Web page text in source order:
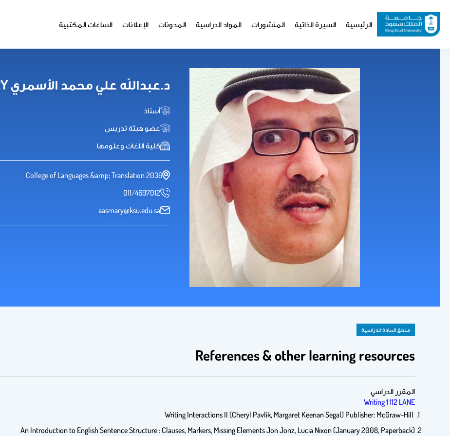
المحتوى
الرئيسي
Website
الرئيسية السيرة الذاتية المنشورات المواد الدراسية المدونات الإعلانات الساعات المكتبية
د.عبدالله علي محمد الأسمري ABDULLAH ALASMARY
أستاذ
عضو هيئة تدريس
كلية اللغات وعلومها
2036 College of Languages &amp; Translation
011/4697012
aasmary@ksu.edu.sa
ملحق المادة الدراسية
References & other learning resources
المقرر الدراسي
Writing 1 112 LANE
An Introduction to English Sentence Structure : Clauses, Markers, Missing Elements Jon Jonz, Lucia Nixon (January 2008, Paperback)